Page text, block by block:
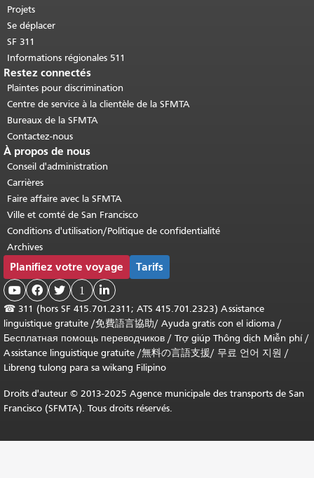
Projets
Se déplacer
SF 311
Informations régionales 511
Restez connectés
Plaintes pour discrimination
Centre de service à la clientèle de la SFMTA
Bureaux de la SFMTA
Contactez-nous
À propos de nous
Conseil d'administration
Carrières
Faire affaire avec la SFMTA
Ville et comté de San Francisco
Conditions d'utilisation/Politique de confidentialité
Archives
Planifiez votre voyage Tarifs
   1 
☎ 311 (hors SF 415.701.2311; ATS 415.701.2323) Assistance
linguistique gratuite /免費語言協助/ Ayuda gratis con el idioma /
Бесплатная помощь переводчиков / Trợ giúp Thông dịch Miễn phí/
Assistance linguistique gratuite /無料の言語支援/ 무료 언어 지원 /
Libreng tulong para sa wikang Filipino
Droits d'auteur © 2013-2025 Agence municipale des transports de San
Francisco (SFMTA). Tous droits réservés.